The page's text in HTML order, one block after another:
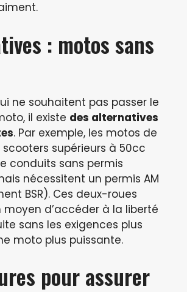
: motos sans
ne souhaitent pas passer le
il existe des alternatives
. Par exemple, les motos de
scooters supérieurs à 50cc
conduits sans permis
nécessitent un permis AM
BSR). Ces deux-roues
moyen d’accéder à la liberté
sans les exigences plus
moto plus puissante.
pour assurer